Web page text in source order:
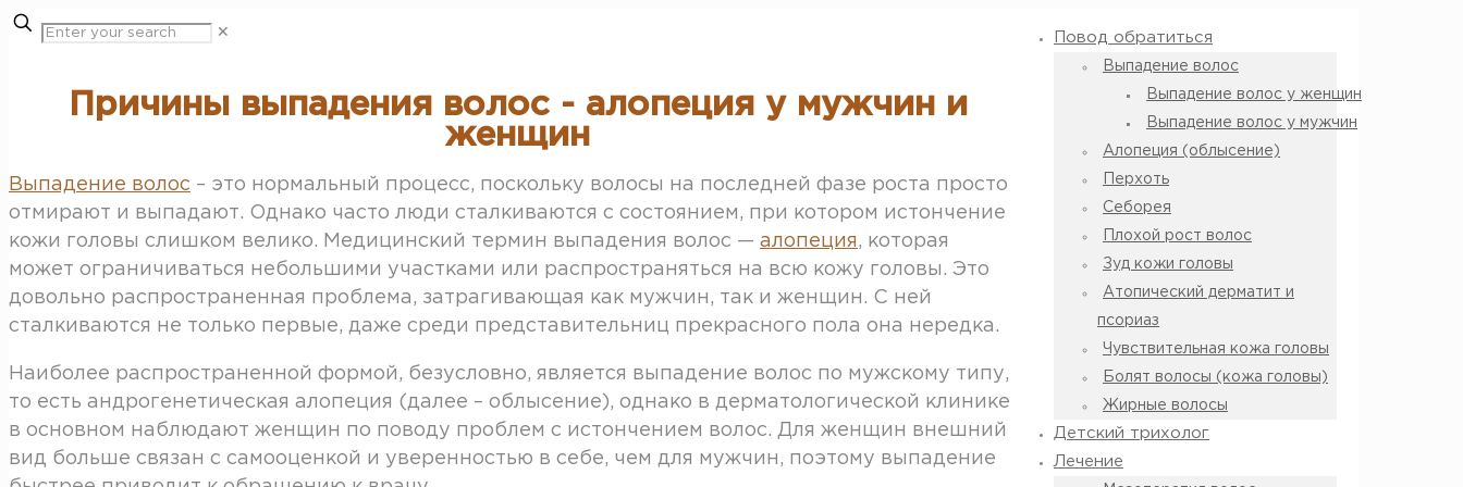
Повод обратиться
Выпадение волос
Выпадение волос у женщин
Выпадение волос у мужчин
Алопеция (облысение)
Перхоть
Себорея
Плохой рост волос
Зуд кожи головы
Атопический дерматит и
псориаз
Чувствительная кожа головы
Болят волосы (кожа головы)
Жирные волосы
Детский трихолог
Лечение
✕
Причины выпадения волос - алопеция у мужчин и
женщин
Выпадение волос – это нормальный процесс, поскольку волосы на последней фазе роста просто
отмирают и выпадают. Однако часто люди сталкиваются с состоянием, при котором истончение
кожи головы слишком велико. Медицинский термин выпадения волос — алопеция, которая
может ограничиваться небольшими участками или распространяться на всю кожу головы. Это
довольно распространенная проблема, затрагивающая как мужчин, так и женщин. С ней
сталкиваются не только первые, даже среди представительниц прекрасного пола она нередка.
Наиболее распространенной формой, безусловно, является выпадение волос по мужскому типу,
то есть андрогенетическая алопеция (далее – облысение), однако в дерматологической клинике
в основном наблюдают женщин по поводу проблем с истончением волос. Для женщин внешний
вид больше связан с самооценкой и уверенностью в себе, чем для мужчин, поэтому выпадение